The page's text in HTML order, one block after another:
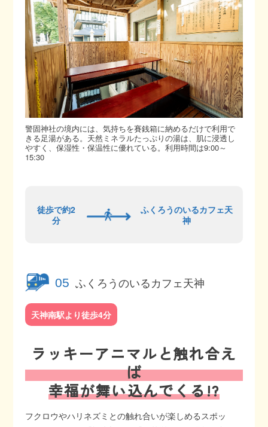
警固神社の境内には、気持ちを賽銭箱に納めるだけで利用で
きる足湯がある。天然ミネラルたっぷりの湯は、肌に浸透し
やすく、保湿性・保温性に優れている。利用時間は9:00～
15:30
徒歩で約2
分
ふくろうのいるカフェ天
神
05 ふくろうのいるカフェ天神
天神南駅より徒歩4分
ラッキーアニマルと触れ合え
ば
幸福が舞い込んでくる!?
フクロウやハリネズミとの触れ合いが楽しめるスポッ